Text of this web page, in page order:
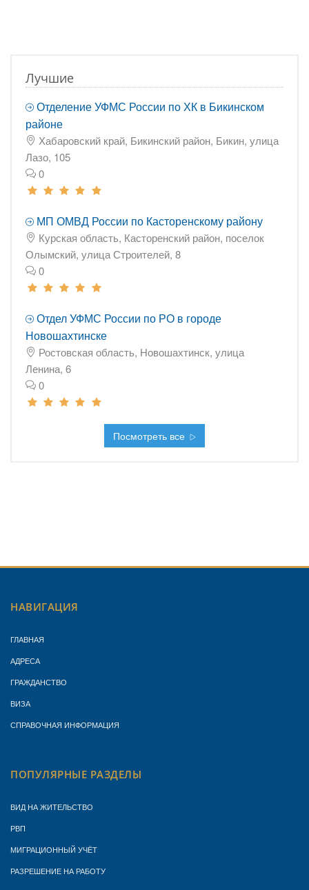
Лучшие
Отделение УФМС России по ХК в Бикинском
районе
Хабаровский край, Бикинский район, Бикин, улица
Лазо, 105
0
МП ОМВД России по Касторенскому району
Курская область, Касторенский район, поселок
Олымский, улица Строителей, 8
0
Отдел УФМС России по РО в городе
Новошахтинске
Ростовская область, Новошахтинск, улица
Ленина, 6
0
Посмотреть все
НАВИГАЦИЯ
ГЛАВНАЯ
АДРЕСА
ГРАЖДАНСТВО
ВИЗА
СПРАВОЧНАЯ ИНФОРМАЦИЯ
ПОПУЛЯРНЫЕ РАЗДЕЛЫ
ВИД НА ЖИТЕЛЬСТВО
РВП
МИГРАЦИОННЫЙ УЧЁТ
РАЗРЕШЕНИЕ НА РАБОТУ